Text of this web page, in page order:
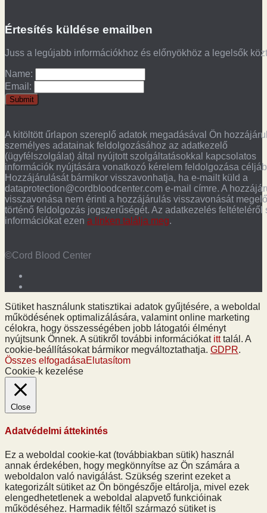
Értesítés küldése emailben
Juss a legújabb információkhoz és előnyökhöz a legelsők közt
Name:
Email:
A kitöltött űrlapon szereplő adatok megadásával Ön
személyes adatainak feldolgozásához az adatkezelő
(ügyfélszolgálat) által nyújtott szolgáltatásokkal kapcsolatos
információk nyújtására vonatkozó kérelem feldolgozása
Hozzájárulását bármikor visszavonhatja, ha e-mailt küld a
dataprotection@cordbloodcenter.com e-mail címre. A
visszavonása nem érinti a hozzájárulás visszavonását
történő feldolgozás jogszerűségét. Az adatkezelés feltételéről
információkat ezen a linken találja meg.
©Cord Blood Center
Sütiket használunk statisztikai adatok gyűjtésére, a weboldal
működésének optimalizálására, valamint online marketing
célokra, hogy összességében jobb látogatói élményt
nyújtsunk Önnek. A sütikről további információkat itttalál. A
cookie-beállításokat bármikor megváltoztathatja. GDPR.
Összes elfogadásaElutasítom
Cookie-k kezelése
Close
Adatvédelmi áttekintés
Ez a weboldal cookie-kat (továbbiakban sütik) használ
annak érdekében, hogy megkönnyítse az Ön számára a
weboldalon való navigálást. Szükség szerint ezeket a
kategorizált sütiket az Ön böngészője eltárolja, mivel ezek
elengedhetetlenek a weboldal alapvető funkcióinak
működéséhez. Harmadik féltől származó sütiket is